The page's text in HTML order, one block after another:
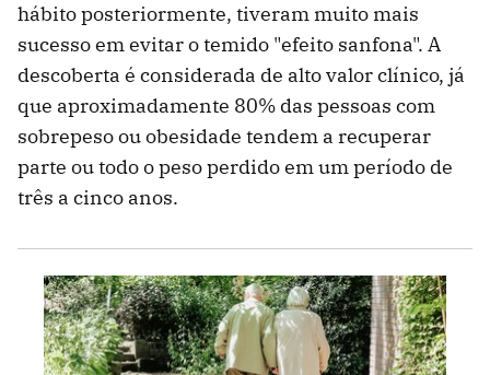
hábito posteriormente, tiveram muito mais
sucesso em evitar o temido "efeito sanfona". A
descoberta é considerada de alto valor clínico, já
que aproximadamente 80% das pessoas com
sobrepeso ou obesidade tendem a recuperar
parte ou todo o peso perdido em um período de
três a cinco anos.